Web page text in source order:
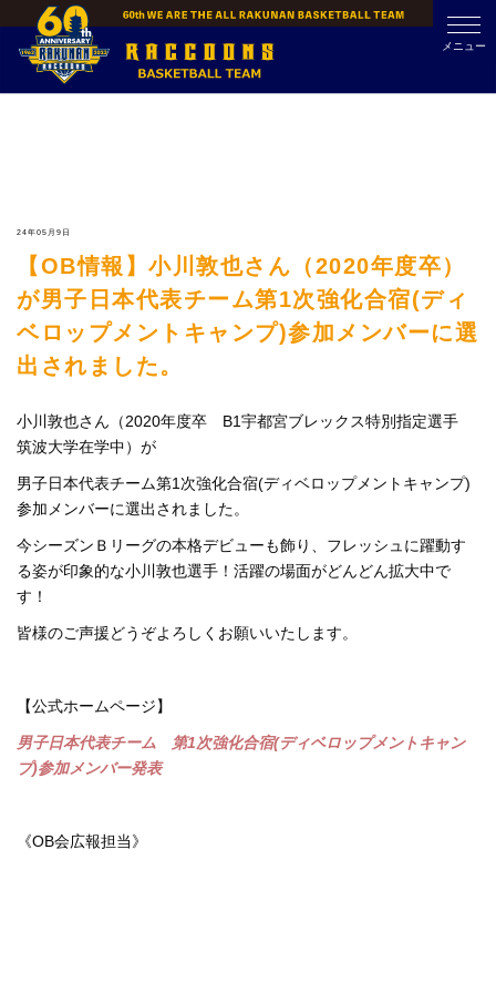
content
メニュー
24年05月9日
【OB情報】小川敦也さん（2020年度卒）
が男子日本代表チーム第1次強化合宿(ディ
ベロップメントキャンプ)参加メンバーに選
出されました。
小川敦也さん（2020年度卒 B1宇都宮ブレックス特別指定選手
筑波大学在学中）が
男子日本代表チーム第1次強化合宿(ディベロップメントキャンプ)
参加メンバーに選出されました。
今シーズンＢリーグの本格デビューも飾り、フレッシュに躍動す
る姿が印象的な小川敦也選手！活躍の場面がどんどん拡大中で
す！
皆様のご声援どうぞよろしくお願いいたします。
【公式ホームページ】
男子日本代表チーム 第1次強化合宿(ディベロップメントキャン
プ)参加メンバー発表
《OB会広報担当》